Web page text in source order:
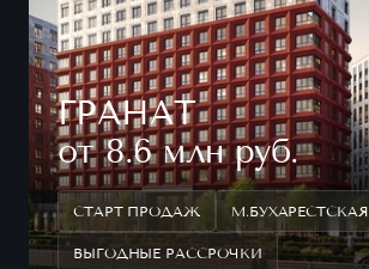
ГРАНАТ
от 8.6 млн руб.
СТАРТ ПРОДАЖ М.БУХАРЕСТСКАЯ
ВЫГОДНЫЕ РАССРОЧКИ